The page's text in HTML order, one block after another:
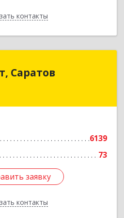
контакты
Назад
Саратов
6139
73
заявку
контакты
Бит, Саратов
заявку
Назад